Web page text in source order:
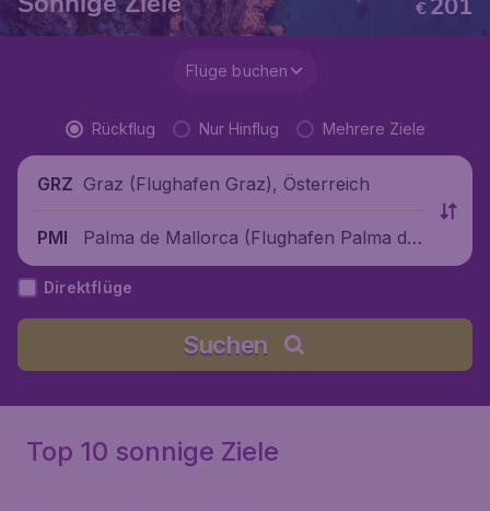
€201
Flüge buchen
Rückflug Nur Hinflug Mehrere Ziele
GRZ Graz (Flughafen Graz), Österreich
PMI
Palma de Mallorca (Flughafen Palma de
Mallorca), Spanien
Direktflüge
Suchen
Top 10 sonnige Ziele